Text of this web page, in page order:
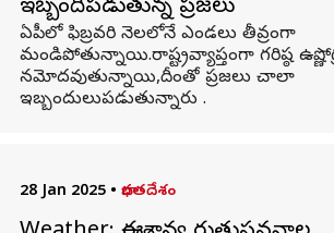
ఇబ్బందిపడుతున్న ప్రజలు
ఏపీలో ఫిబ్రవరి నెలలోనే ఎండలు తీవ్రంగా
మండిపోతున్నాయి.రాష్ట్రవ్యాప్తంగా గరిష్ఠ
నమోదవుతున్నాయి,దీంతో ప్రజలు చాలా
ఇబ్బందులుపడుతున్నారు .
28 Jan 2025 • భారతదేశం